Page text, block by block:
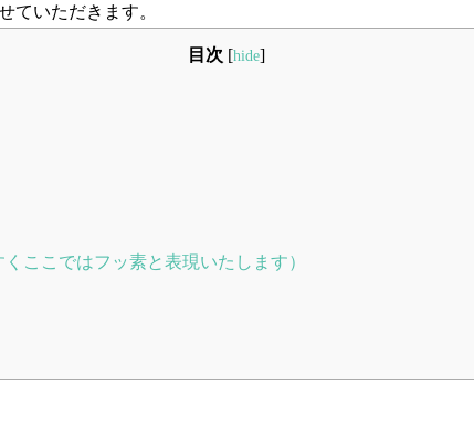
ていただきます。
目次 [hide]
ここではフッ素と表現いたします）